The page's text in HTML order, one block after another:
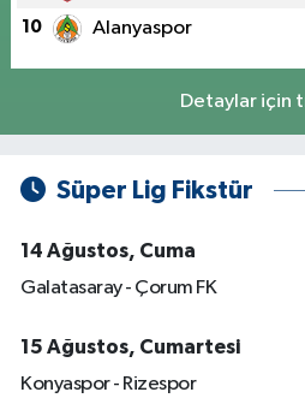
10 Alanyaspor
Detaylar için
Süper Lig Fikstür
14 Ağustos, Cuma
Galatasaray - Çorum FK
15 Ağustos, Cumartesi
Konyaspor - Rizespor